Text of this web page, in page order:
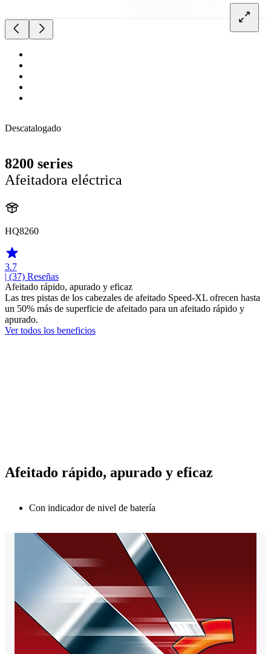
Descatalogado
8200 series
Afeitadora eléctrica
HQ8260
3.7
| (37) Reseñas
Afeitado rápido, apurado y eficaz
Las tres pistas de los cabezales de afeitado Speed-XL ofrecen hasta
un 50% más de superficie de afeitado para un afeitado rápido y
apurado.
Ver todos los beneficios
Afeitado rápido, apurado y eficaz
Con indicador de nivel de batería